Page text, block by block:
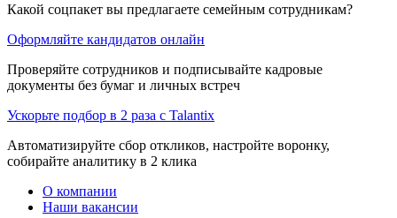
Какой соцпакет вы предлагаете семейным сотрудникам?
Оформляйте кандидатов онлайн
Проверяйте сотрудников и подписывайте кадровые
документы без бумаг и личных встреч
Ускорьте подбор в 2 раза с Talantix
Автоматизируйте сбор откликов, настройте воронку,
собирайте аналитику в 2 клика
О компании
Наши вакансии